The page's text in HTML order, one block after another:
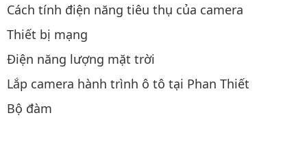
Cách tính điện năng tiêu thụ của camera
Thiết bị mạng
Điện năng lượng mặt trời
Lắp camera hành trình ô tô tại Phan Thiết
Bộ đàm